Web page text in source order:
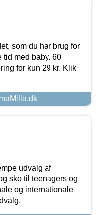
som du har brug for
tid med baby. 60
for kun 29 kr. Klik
udvalg af
sko til teenagers og
og internationale